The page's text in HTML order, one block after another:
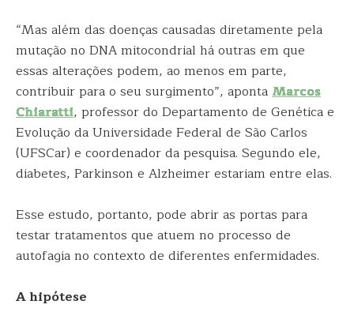
“Mas além das doenças causadas diretamente pela
mutação no DNA mitocondrial há outras em que
essas alterações podem, ao menos em parte,
contribuir para o seu surgimento”, apontaMarcos
Chiaratti, professor do Departamento de Genética e
Evolução da Universidade Federal de São Carlos
(UFSCar) e coordenador da pesquisa. Segundo ele,
diabetes, Parkinson e Alzheimer estariam entre elas.
Esse estudo, portanto, pode abrir as portas para
testar tratamentos que atuem no processo de
autofagia no contexto de diferentes enfermidades.
A hipótese